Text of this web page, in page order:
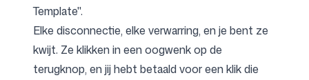
Template".
Elke disconnectie, elke verwarring, en je bent ze
kwijt. Ze klikken in een oogwenk op de
terugknop, en jij hebt betaald voor een klik die